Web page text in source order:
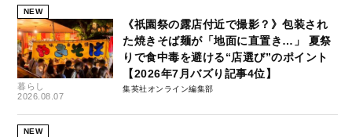
NEW
暮らし
2026.08.07
《祇園祭の露店付近で撮影？》包装され
た焼きそば麺が「地面に直置き…」 夏祭
りで食中毒を避ける“店選び”のポイント
【2026年7月バズり記事4位】
集英社オンライン編集部
NEW